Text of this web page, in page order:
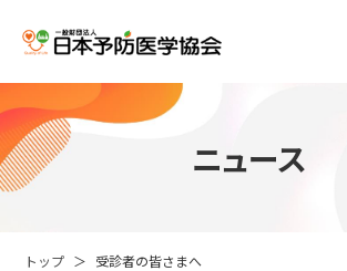
ニュース
トップ 受診者の皆さまへ